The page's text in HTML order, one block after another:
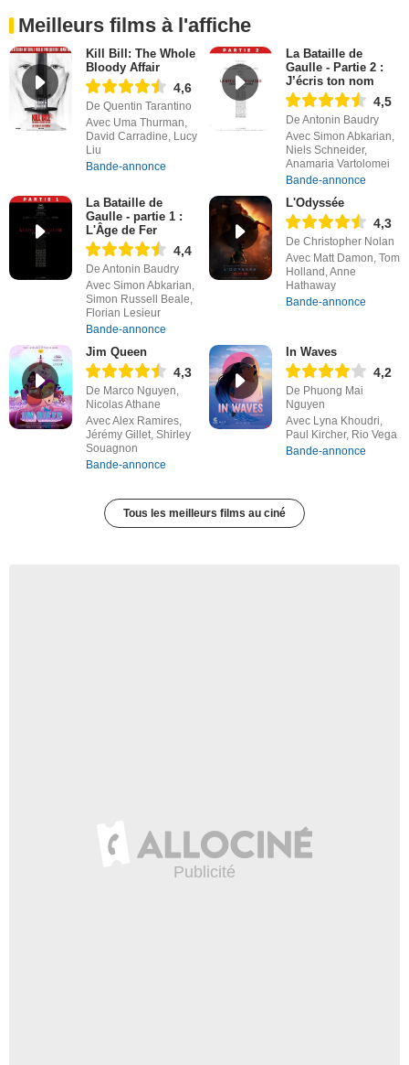
Meilleurs films à l'affiche
Kill Bill: The Whole
Bloody Affair
4,6
De Quentin Tarantino
Avec Uma Thurman,
David Carradine, Lucy
Liu
Bande-annonce
La Bataille de
Gaulle - Partie 2 :
J’écris ton nom
4,5
De Antonin Baudry
Avec Simon Abkarian,
Niels Schneider,
Anamaria Vartolomei
Bande-annonce
La Bataille de
Gaulle - partie 1 :
L'Âge de Fer
4,4
De Antonin Baudry
Avec Simon Abkarian,
Simon Russell Beale,
Florian Lesieur
Bande-annonce
L'Odyssée
4,3
De Christopher Nolan
Avec Matt Damon, Tom
Holland, Anne
Hathaway
Bande-annonce
Jim Queen
4,3
De Marco Nguyen,
Nicolas Athane
Avec Alex Ramires,
Jérémy Gillet, Shirley
Souagnon
Bande-annonce
In Waves
4,2
De Phuong Mai
Nguyen
Avec Lyna Khoudri,
Paul Kircher, Rio Vega
Bande-annonce
Tous les meilleurs films au ciné